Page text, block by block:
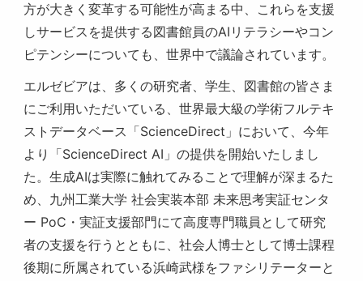
方が大きく変革する可能性が高まる中、これらを支援
しサービスを提供する図書館員のAIリテラシーやコン
ピテンシーについても、世界中で議論されています。
エルゼビアは、多くの研究者、学生、図書館の皆さま
にご利用いただいている、世界最大級の学術フルテキ
ストデータベース「ScienceDirect」において、今年
より「ScienceDirect AI」の提供を開始いたしまし
た。生成AIは実際に触れてみることで理解が深まるた
め、九州工業大学 社会実装本部 未来思考実証センタ
ー PoC・実証支援部門にて高度専門職員として研究
者の支援を行うとともに、社会人博士として博士課程
後期に所属されている浜崎武様をファシリテーターと